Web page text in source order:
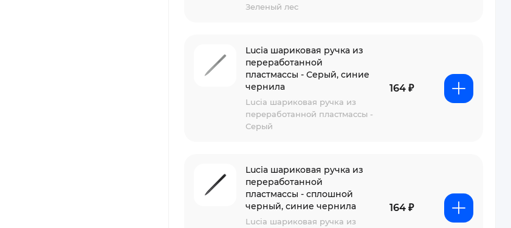
Зеленый лес
Lucia шариковая ручка из
переработанной
пластмассы - Серый, синие
чернила
Lucia шариковая ручка из
переработанной пластмассы -
Серый
164 ₽
Lucia шариковая ручка из
переработанной
пластмассы - сплошной
черный, синие чернила
Lucia шариковая ручка из
164 ₽